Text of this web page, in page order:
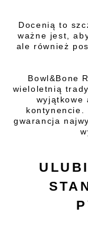
Docenią to
ważne jest,
ale również
Bowl&Bone
wieloletnią
wyjątkowe
kontynencie.
gwarancja